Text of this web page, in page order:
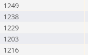
1249
1238
1229
1203
1216